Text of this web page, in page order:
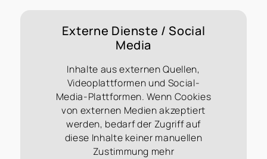
Externe Dienste / Social
Media
Inhalte aus externen Quellen,
Videoplattformen und Social-
Media-Plattformen. Wenn Cookies
von externen Medien akzeptiert
werden, bedarf der Zugriff auf
diese Inhalte keiner manuellen
Zustimmung mehr